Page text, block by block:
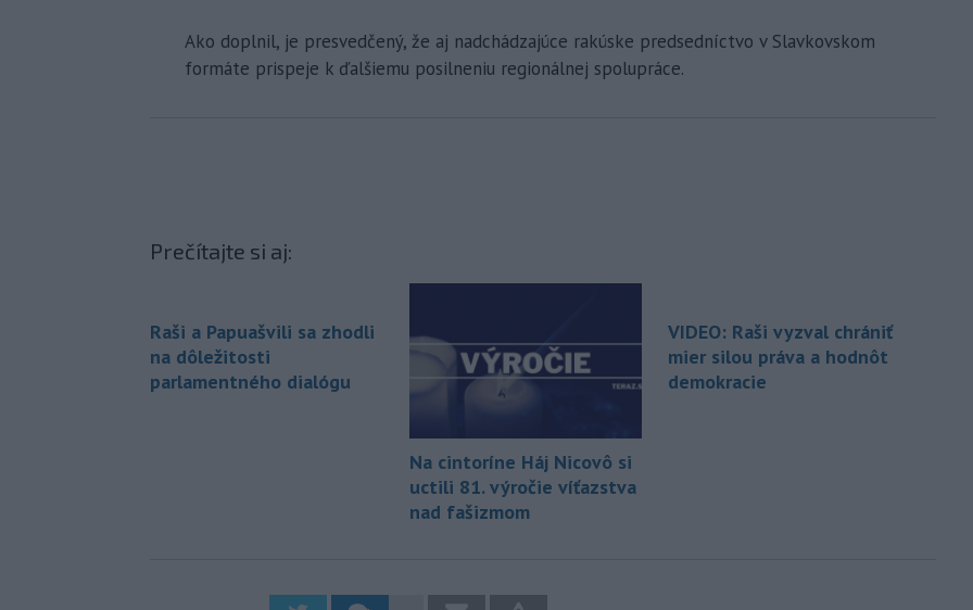
Ako doplnil, je presvedčený, že aj nadchádzajúce rakúske predsedníctvo v Slavkovskom
formáte prispeje k ďalšiemu posilneniu regionálnej spolupráce.
Prečítajte si aj:
Raši a Papuašvili sa zhodli
na dôležitosti
parlamentného dialógu
Na cintoríne Háj Nicovô si
uctili 81. výročie víťazstva
nad fašizmom
VIDEO: Raši vyzval chrániť
mier silou práva a hodnôt
demokracie